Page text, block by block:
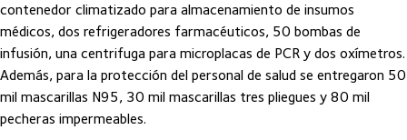
contenedor climatizado para almacenamiento de insumos
médicos, dos refrigeradores farmacéuticos, 50 bombas de
infusión, una centrifuga para microplacas de PCR y dos oxímetros.
Además, para la protección del personal de salud se entregaron 50
mil mascarillas N95, 30 mil mascarillas tres pliegues y 80 mil
pecheras impermeables.